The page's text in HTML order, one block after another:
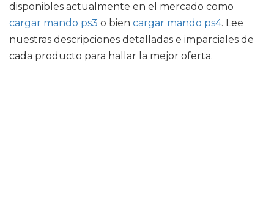
disponibles actualmente en el mercado como
cargar mando ps3 o bien cargar mando ps4. Lee
nuestras descripciones detalladas e imparciales de
cada producto para hallar la mejor oferta.